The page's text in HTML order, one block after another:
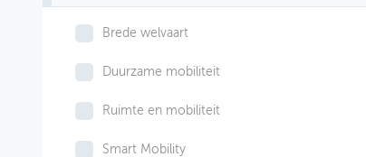
NETWERK V&V
Brede welvaart
Duurzame mobiliteit
Ruimte en mobiliteit
Smart Mobility